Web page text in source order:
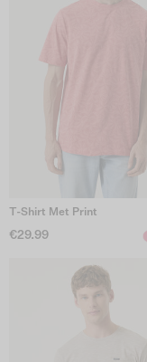
T-Shirt Met Print
€29.99